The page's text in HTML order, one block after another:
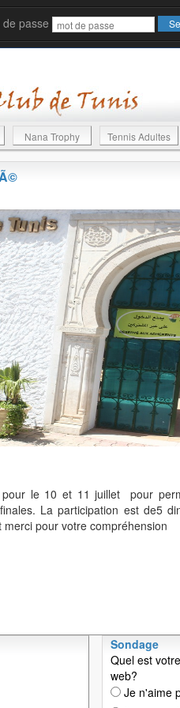
passe
Nana Trophy Tennis Adultes
pour le 10 et 11 juillet pour
La participation est de5
pour votre compréhension
Sondage
Quel est
web?
Je n'aime